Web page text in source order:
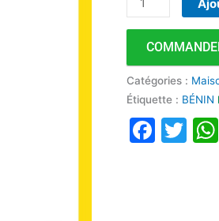
Catégories :
Étiquette : BÉNIN